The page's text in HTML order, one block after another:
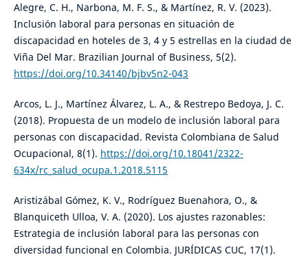
Alegre, C. H., Narbona, M. F. S., & Martínez, R. V. (2023).
Inclusión laboral para personas en situación de
discapacidad en hoteles de 3, 4 y 5 estrellas en la ciudad de
Viña Del Mar. Brazilian Journal of Business, 5(2).
https://doi.org/10.34140/bjbv5n2-043
Arcos, L. J., Martínez Álvarez, L. A., & Restrepo Bedoya, J. C.
(2018). Propuesta de un modelo de inclusión laboral para
personas con discapacidad. Revista Colombiana de Salud
Ocupacional, 8(1). https://doi.org/10.18041/2322-
634x/rc_salud_ocupa.1.2018.5115
Aristizábal Gómez, K. V., Rodríguez Buenahora, O., &
Blanquiceth Ulloa, V. A. (2020). Los ajustes razonables:
Estrategia de inclusión laboral para las personas con
diversidad funcional en Colombia. JURÍDICAS CUC, 17(1).